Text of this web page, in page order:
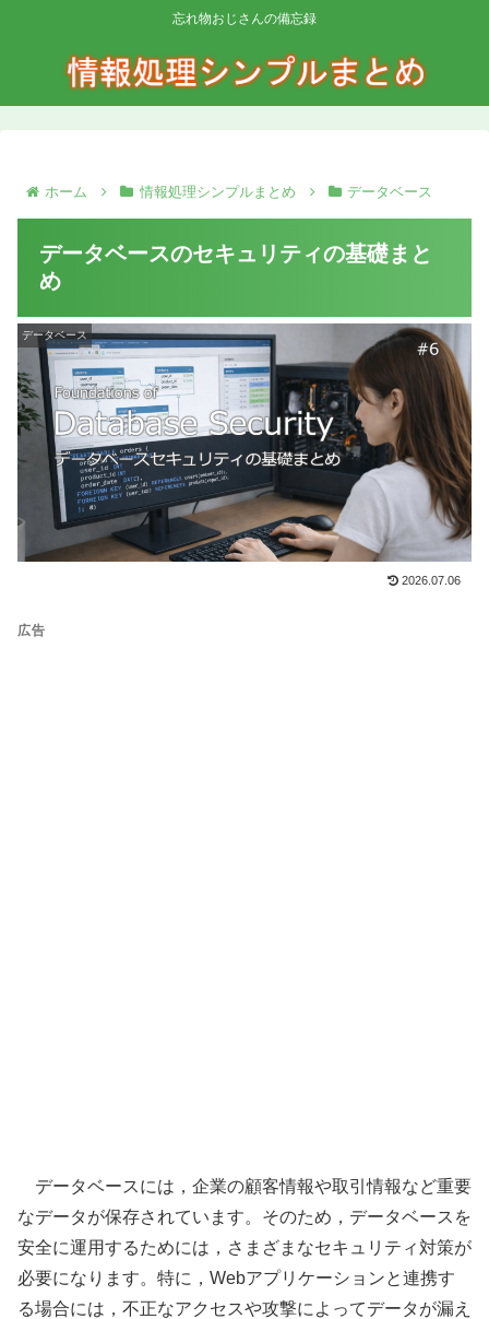
忘れ物おじさんの備忘録
ホーム 情報処理シンプルまとめ データベース
データベースのセキュリティの基礎まと
め
データベース
2026.07.06
広告
データベースには，企業の顧客情報や取引情報など重要
なデータが保存されています。そのため，データベースを
安全に運用するためには，さまざまなセキュリティ対策が
必要になります。特に，Webアプリケーションと連携す
る場合には，不正なアクセスや攻撃によってデータが漏え